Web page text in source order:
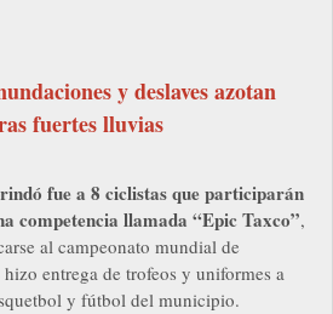
y deslaves azotan
fuertes lluvias
fue a 8 ciclistas que participarán
competencia llamada “Epic Taxco”,
al campeonato mundial de
entrega de trofeos y uniformes a
y fútbol del municipio.